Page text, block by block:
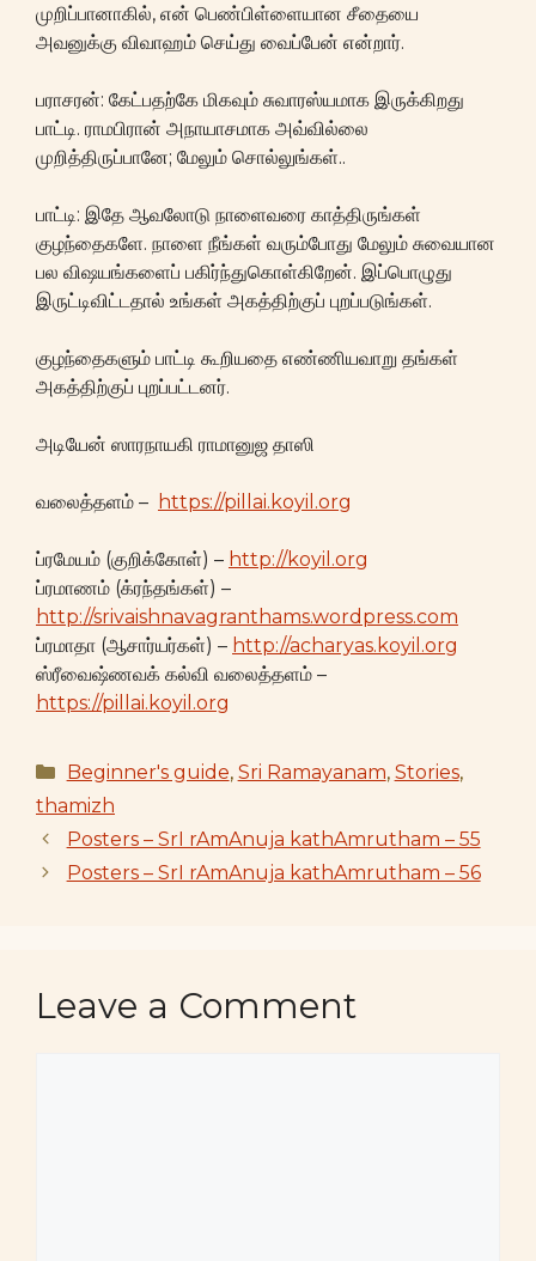
முறிப்பானாகில், என் பெண்பிள்ளையான சீதையை
அவனுக்கு விவாஹம் செய்து வைப்பேன் என்றார்.
பராசரன்: கேட்பதற்கே மிகவும் சுவாரஸ்யமாக இருக்கிறது
பாட்டி. ராமபிரான் அநாயாசமாக அவ்வில்லை
முறித்திருப்பானே; மேலும் சொல்லுங்கள்..
பாட்டி: இதே ஆவலோடு நாளைவரை காத்திருங்கள்
குழந்தைகளே. நாளை நீங்கள் வரும்போது மேலும் சுவையான
பல விஷயங்களைப் பகிர்ந்துகொள்கிறேன். இப்பொழுது
இருட்டிவிட்டதால் உங்கள் அகத்திற்குப் புறப்படுங்கள்.
குழந்தைகளும் பாட்டி கூறியதை எண்ணியவாறு தங்கள்
அகத்திற்குப் புறப்பட்டனர்.
அடியேன் ஸாரநாயகி ராமானுஜ தாஸி
வலைத்தளம் – https://pillai.koyil.org
ப்ரமேயம் (குறிக்கோள்) – http://koyil.org
ப்ரமாணம் (க்ரந்தங்கள்) –
http://srivaishnavagranthams.wordpress.com
ப்ரமாதா (ஆசார்யர்கள்) – http://acharyas.koyil.org
ஸ்ரீவைஷ்ணவக் கல்வி வலைத்தளம் –
https://pillai.koyil.org
Categories
Beginner's guide, Sri Ramayanam, Stories,
thamizh
Posters – SrI rAmAnuja kathAmrutham – 55
Posters – SrI rAmAnuja kathAmrutham – 56
Leave a Comment